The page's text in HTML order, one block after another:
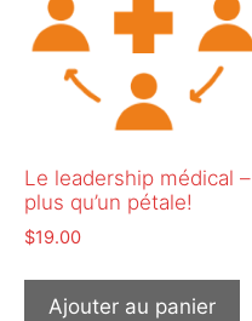
Le leadership médical –
plus qu’un pétale!
$19.00
Ajouter au panier